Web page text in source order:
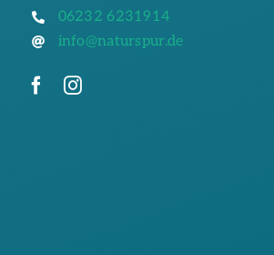
06232 6231914
info@naturspur.de